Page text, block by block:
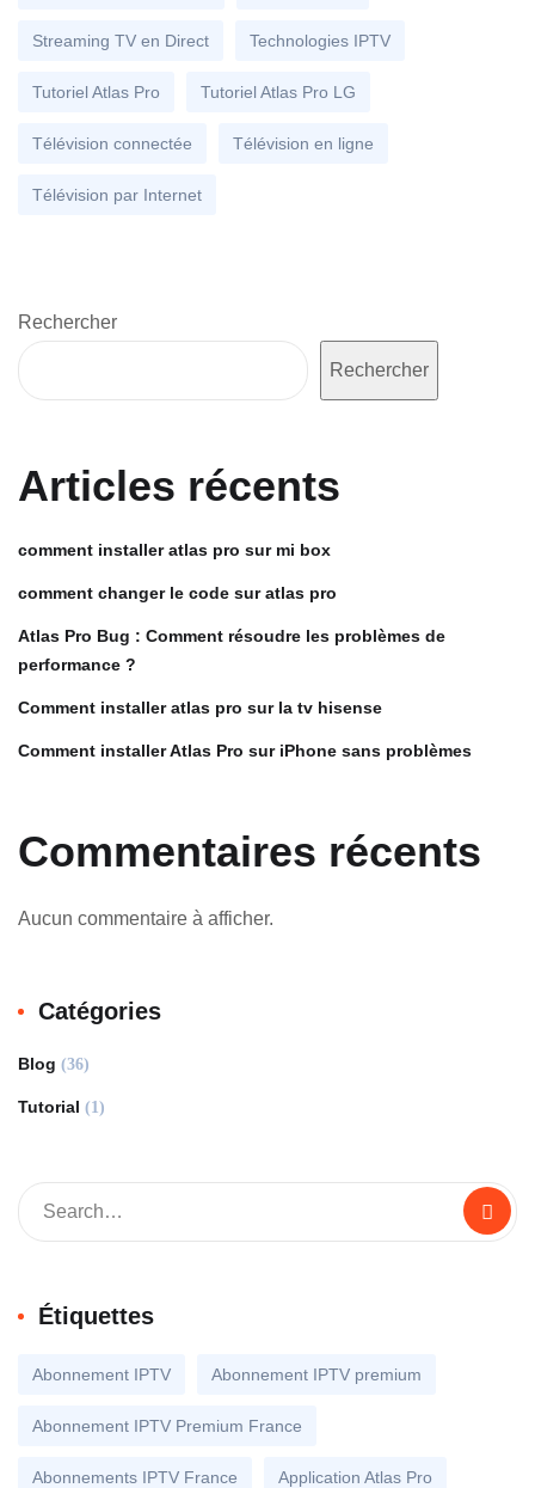
Streaming TV en Direct Technologies IPTV
Tutoriel Atlas Pro Tutoriel Atlas Pro LG
Télévision connectée Télévision en ligne
Télévision par Internet
Rechercher
Rechercher
Articles récents
comment installer atlas pro sur mi box
comment changer le code sur atlas pro
Atlas Pro Bug : Comment résoudre les problèmes de
performance ?
Comment installer atlas pro sur la tv hisense
Comment installer Atlas Pro sur iPhone sans problèmes
Commentaires récents
Aucun commentaire à afficher.
Catégories
Blog (36)
Tutorial (1)
Étiquettes
Abonnement IPTV Abonnement IPTV premium
Abonnement IPTV Premium France
Abonnements IPTV France Application Atlas Pro